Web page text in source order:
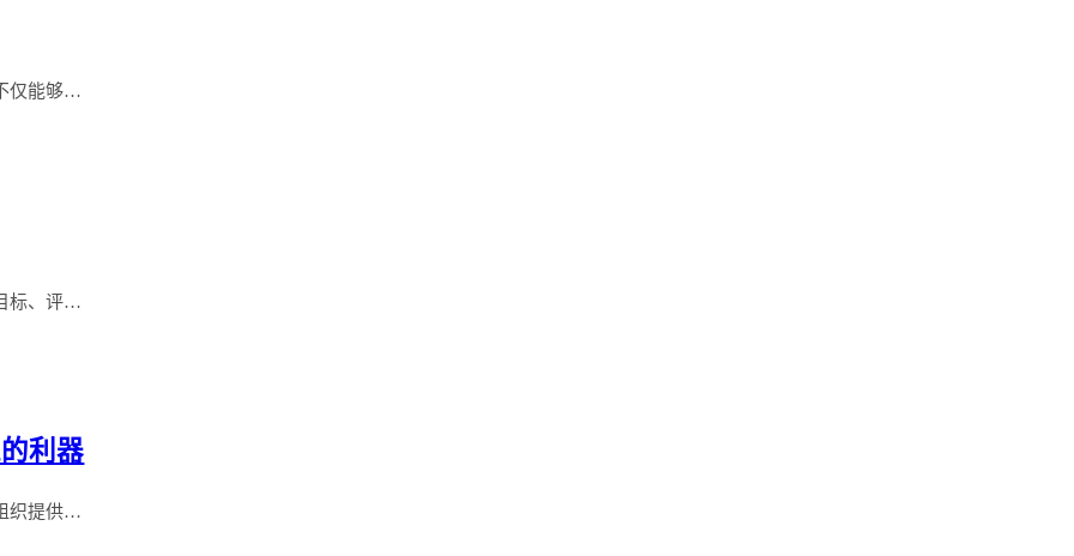
仅能够…
标、评…
利器
织提供…